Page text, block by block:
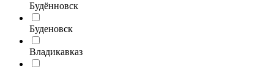
Будённовск
Буденовск
Владикавказ